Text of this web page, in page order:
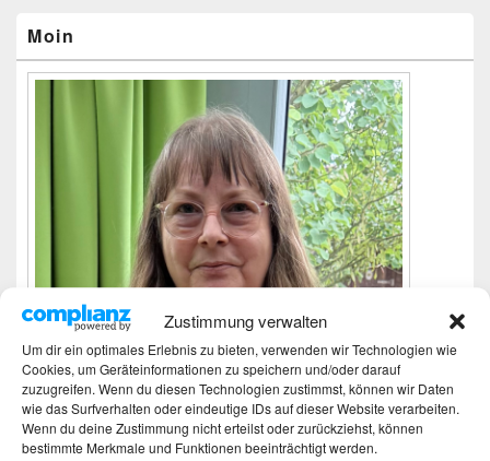
Zustimmung verwalten
Um dir ein optimales Erlebnis zu bieten, verwenden wir Technologien wie
Cookies, um Geräteinformationen zu speichern und/oder darauf
zuzugreifen. Wenn du diesen Technologien zustimmst, können wir Daten
wie das Surfverhalten oder eindeutige IDs auf dieser Website verarbeiten.
Wenn du deine Zustimmung nicht erteilst oder zurückziehst, können
bestimmte Merkmale und Funktionen beeinträchtigt werden.
Widgetbereich
Moin